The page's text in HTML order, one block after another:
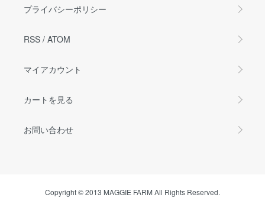
プライバシーポリシー
RSS / ATOM
マイアカウント
カートを見る
お問い合わせ
Copyright © 2013 MAGGIE FARM All Rights Reserved.